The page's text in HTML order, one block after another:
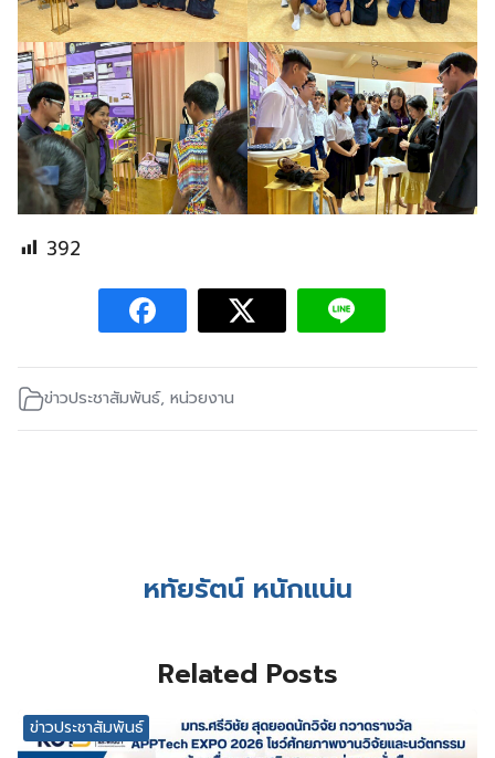
392
ข่าวประชาสัมพันธ์, หน่วยงาน
หทัยรัตน์ หนักแน่น
Related Posts
ข่าวประชาสัมพันธ์